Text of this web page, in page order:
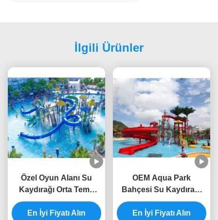
İlgili Ürünler
Özel Oyun Alanı Su
Kaydırağı Orta Tema
Parkı Aqua Tower
En İyi Fiyatı Alın
OEM Aqua Park
Bahçesi Su Kaydırağı
Fiberglas Büyük Su
Sıçrama Evi
En İyi Fiyatı Alın